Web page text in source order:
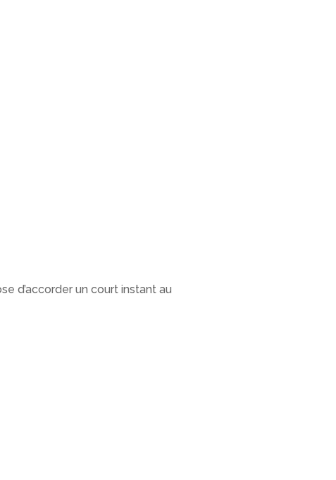
d’accorder un court instant au